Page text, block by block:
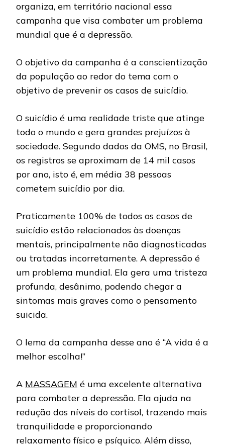
organiza, em território nacional essa
campanha que visa combater um problema
mundial que é a depressão.
O objetivo da campanha é a conscientização
da população ao redor do tema com o
objetivo de prevenir os casos de suicídio.
O suicídio é uma realidade triste que atinge
todo o mundo e gera grandes prejuízos à
sociedade. Segundo dados da OMS, no Brasil,
os registros se aproximam de 14 mil casos
por ano, isto é, em média 38 pessoas
cometem suicídio por dia.
Praticamente 100% de todos os casos de
suicídio estão relacionados às doenças
mentais, principalmente não diagnosticadas
ou tratadas incorretamente. A depressão é
um problema mundial. Ela gera uma tristeza
profunda, desânimo, podendo chegar a
sintomas mais graves como o pensamento
suicida.
O lema da campanha desse ano é “A vida é a
melhor escolha!”
A MASSAGEM é uma excelente alternativa
para combater a depressão. Ela ajuda na
redução dos níveis do cortisol, trazendo mais
tranquilidade e proporcionando
relaxamento físico e psíquico. Além disso,